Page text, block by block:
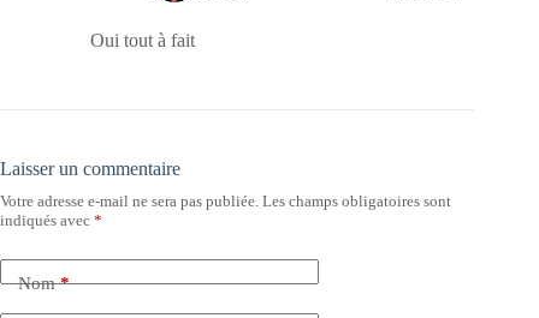
Oui tout à fait
Laisser un commentaire
Votre adresse e-mail ne sera pas publiée. Les champs obligatoires sont
indiqués avec *
Nom*